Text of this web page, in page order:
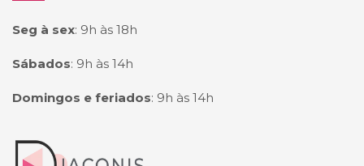
Seg à sex: 9h às 18h
Sábados: 9h às 14h
Domingos e feriados: 9h às 14h
Página inicial